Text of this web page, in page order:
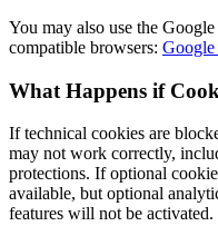
You may also use the
compatible browsers:
What Happens if
If technical cookies are
may not work correctly,
protections. If optional
available, but optional
features will not be activated.